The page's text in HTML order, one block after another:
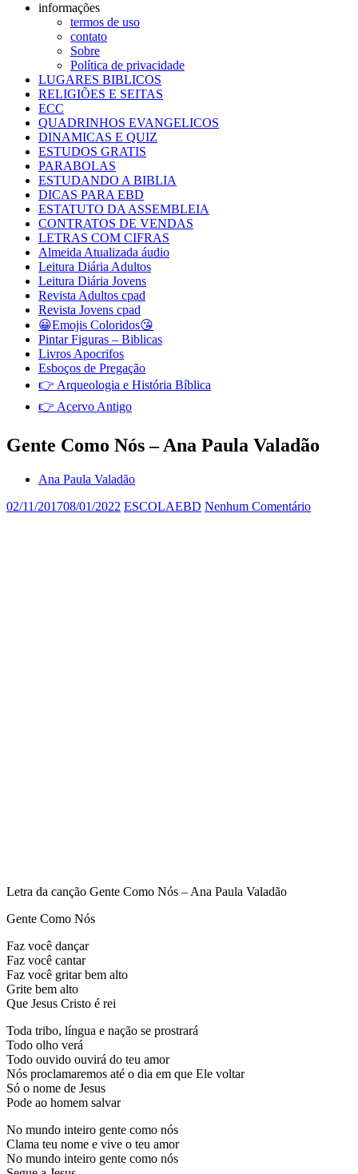
informações
termos de uso
contato
Sobre
Política de privacidade
LUGARES BIBLICOS
RELIGIÕES E SEITAS
ECC
QUADRINHOS EVANGELICOS
DINAMICAS E QUIZ
ESTUDOS GRATIS
PARABOLAS
ESTUDANDO A BIBLIA
DICAS PARA EBD
ESTATUTO DA ASSEMBLEIA
CONTRATOS DE VENDAS
LETRAS COM CIFRAS
Almeida Atualizada áudio
Leitura Diária Adultos
Leitura Diária Jovens
Revista Adultos cpad
Revista Jovens cpad
😀Emojis Coloridos😘
Pintar Figuras – Biblicas
Livros Apocrifos
Esboços de Pregação
👉 Arqueologia e História Bíblica
👉 Acervo Antigo
Gente Como Nós – Ana Paula Valadão
Ana Paula Valadão
02/11/201708/01/2022 ESCOLAEBD Nenhum Comentário
Letra da canção Gente Como Nós – Ana Paula Valadão
Gente Como Nós
Faz você dançar
Faz você cantar
Faz você gritar bem alto
Grite bem alto
Que Jesus Cristo é rei
Toda tribo, língua e nação se prostrará
Todo olho verá
Todo ouvido ouvirá do teu amor
Nós proclamaremos até o dia em que Ele voltar
Só o nome de Jesus
Pode ao homem salvar
No mundo inteiro gente como nós
Clama teu nome e vive o teu amor
No mundo inteiro gente como nós